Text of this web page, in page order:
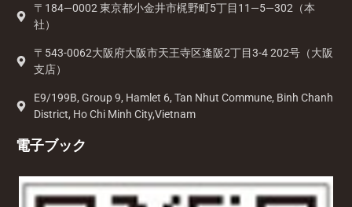
〒184—0002 東京都小金井市梶野町5丁目11—5—302（本
社）
〒543-0062大阪府大阪市天王寺区逢阪2丁目3-4 202号（大阪
支店）
E9/199B, Group 9, Hamlet 6, Tan Nhut Commune, Binh Chanh
District, Ho Chi Minh City,Vietnam
電子ブック